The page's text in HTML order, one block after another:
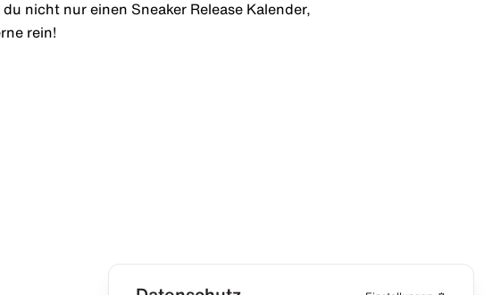
du nicht nur einen Sneaker Release Kalender,
rein!